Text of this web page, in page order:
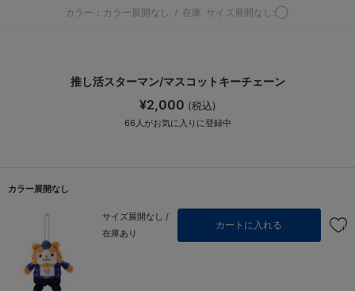
カラー：カラー展開なし / 在庫 サイズ展開なし:◯
推し活スターマン/マスコットキーチェーン
¥2,000 (税込)
66 人がお気に入りに登録中
カラー展開なし
サイズ展開なし /
在庫あり
カートに入れる